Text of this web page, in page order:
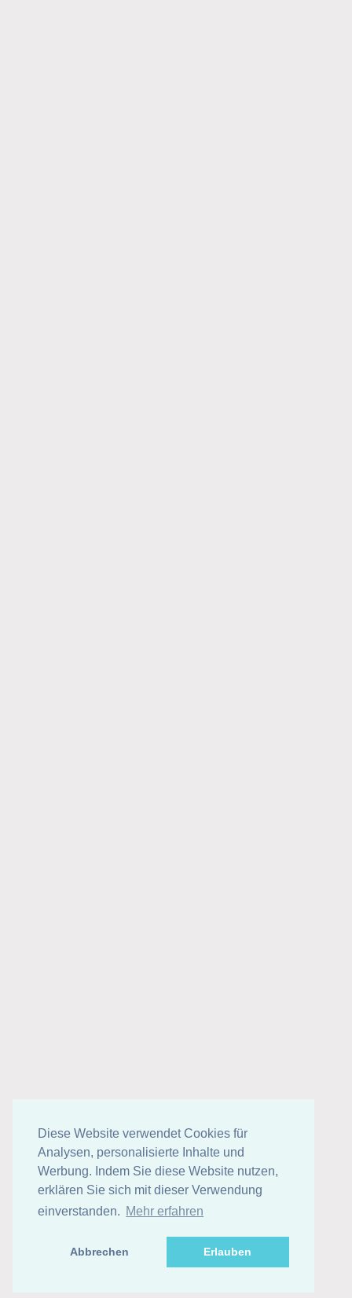
Diese Website verwendet Cookies für
Analysen, personalisierte Inhalte und
Werbung. Indem Sie diese Website nutzen,
erklären Sie sich mit dieser Verwendung
einverstanden. Mehr erfahren
Abbrechen Erlauben